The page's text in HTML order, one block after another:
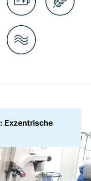
Exzentrische